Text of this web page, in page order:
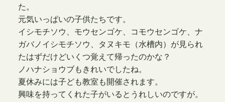
た。
元気いっぱいの子供たちです。
イシモチソウ、モウセンゴケ、コモウセンゴケ、ナ
ガバノイシモチソウ、タヌキモ（水槽内）が見られ
たはずだけどいくつ覚えて帰ったのかな？
ノハナショウブもきれいでしたね。
夏休みには子ども教室も開催されます。
興味を持ってくれた子がいるとうれしいのですが。